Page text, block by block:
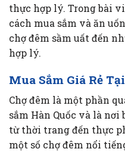
thực hợp lý. Trong bài
cách mua sắm và ăn
chợ đêm sầm uất đến
hợp lý.
Mua Sắm Giá Rẻ
Chợ đêm là một phần
sắm Hàn Quốc và là
từ thời trang đến thực
một số chợ đêm nổi